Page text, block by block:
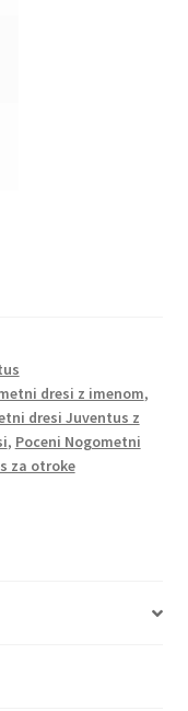
dresi z imenom,
dresi Juventus z
, Poceni Nogometni
za otroke